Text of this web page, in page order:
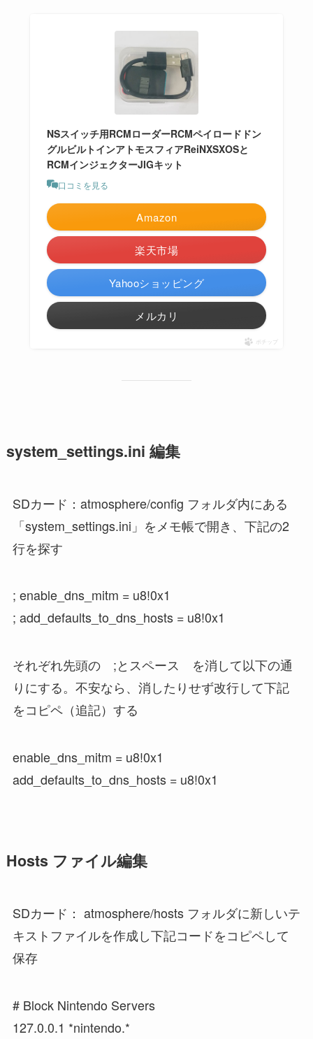
NSスイッチ用RCMローダーRCMペイロードドン
グルビルトインアトモスフィアReiNXSXOSと
RCMインジェクターJIGキット
口コミを見る
Amazon
楽天市場
Yahooショッピング
メルカリ
ポチップ
system_settings.ini 編集
SDカード：atmosphere/config フォルダ内にある
「system_settings.ini」をメモ帳で開き、下記の2
行を探す
; enable_dns_mitm = u8!0x1
; add_defaults_to_dns_hosts = u8!0x1
それぞれ先頭の ;とスペース
を消して以下の通
りにする。不安なら、消したりせず改行して下記
をコピペ（追記）する
enable_dns_mitm = u8!0x1
add_defaults_to_dns_hosts = u8!0x1
Hosts ファイル編集
SDカード： atmosphere/hosts フォルダに新しいテ
キストファイルを作成し下記コードをコピペして
保存
# Block Nintendo Servers
127.0.0.1 *nintendo.*